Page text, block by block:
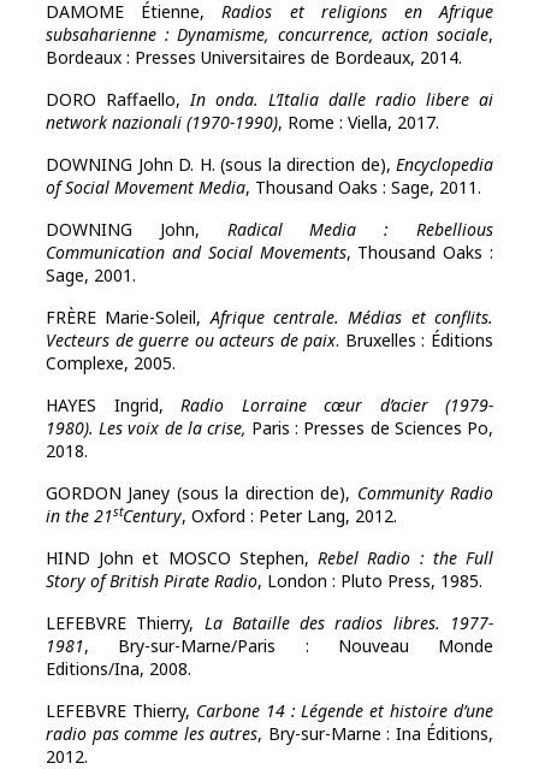
DAMOME Étienne,Radios et religions en Afrique
subsaharienne : Dynamisme, concurrence, action sociale,
Bordeaux : Presses Universitaires de Bordeaux, 2014.
DORO Raffaello,In onda. L’Italia dalle radio libere ai
network nazionali (1970-1990), Rome : Viella, 2017.
DOWNING John D. H. (sous la direction de), Encyclopedia
of Social Movement Media, Thousand Oaks : Sage, 2011.
DOWNING John, Radical Media : Rebellious
Communication and Social Movements, Thousand Oaks :
Sage, 2001.
FRÈRE Marie-Soleil,Afrique centrale. Médias et conflits.
Vecteurs de guerre ou acteurs de paix. Bruxelles : Éditions
Complexe, 2005.
HAYES Ingrid, Radio Lorraine cœur d’acier (1979-
1980). Les voix de la crise, Paris : Presses de Sciences Po,
2018.
GORDON Janey (sous la direction de), Community Radio
in the 21stCentury, Oxford : Peter Lang, 2012.
HIND John et MOSCO Stephen,Rebel Radio : the Full
Story of British Pirate Radio, London : Pluto Press, 1985.
LEFEBVRE Thierry, La Bataille des radios libres. 1977-
1981, Bry-sur-Marne/Paris : Nouveau Monde
Editions/Ina, 2008.
LEFEBVRE Thierry, Carbone 14 : Légende et histoire d’une
radio pas comme les autres, Bry-sur-Marne : Ina Éditions,
2012.